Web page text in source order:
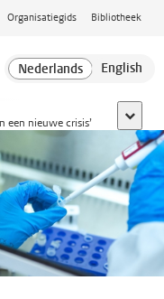
Organisatiegids Bibliotheek
een nieuwe crisis’
toon